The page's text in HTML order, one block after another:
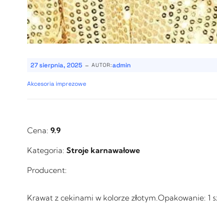
27 sierpnia, 2025 - AUTOR:admin
Akcesoria imprezowe
Cena: 9.9
Kategoria: Stroje karnawałowe
Producent:
Krawat z cekinami w kolorze złotym.Opakowanie: 1